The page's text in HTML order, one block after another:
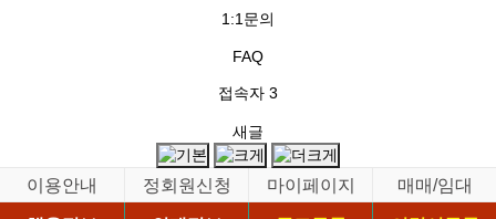
1:1문의
FAQ
접속자 3
새글
이용안내 정회원신청 마이페이지
매매/임대